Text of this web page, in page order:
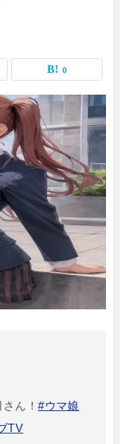
0
さん！#ウマ娘
TV